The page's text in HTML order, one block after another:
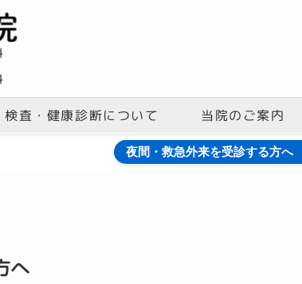
検査・健康診断について 当院のご案内
夜間・救急外来を受診する方へ
へ